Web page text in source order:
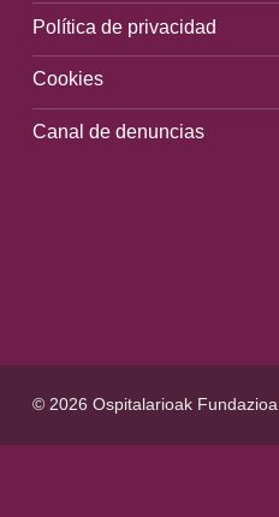
Política de privacidad
Cookies
Canal de denuncias
© 2026 Ospitalarioak Fundazioa